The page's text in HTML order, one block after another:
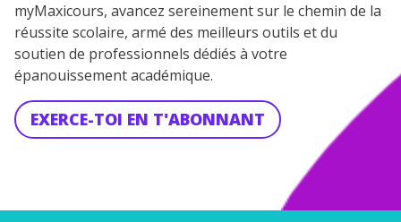
myMaxicours, avancez sereinement sur le chemin de la
réussite scolaire, armé des meilleurs outils et du
soutien de professionnels dédiés à votre
épanouissement académique.
EXERCE-TOI EN T'ABONNANT